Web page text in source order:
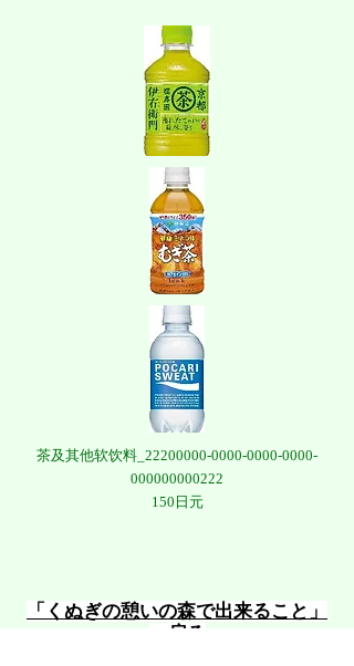
茶及其他软饮料_22200000-0000-0000-0000-
000000000222
150日元
​「くぬぎの憩いの森で出来ること」
へ戻る